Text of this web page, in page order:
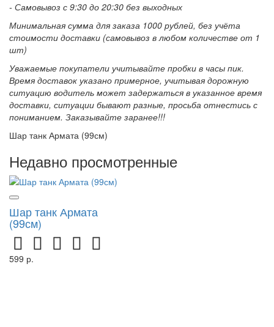
- Самовывоз с 9:30 до 20:30 без выходных
Минимальная сумма для заказа 1000 рублей, без учёта
стоимости доставки (самовывоз в любом количестве от 1
шт)
Уважаемые покупатели учитывайте пробки в часы пик.
Время доставок указано примерное, учитывая дорожную
ситуацию водитель может задержаться в указанное время
доставки, ситуации бывают разные, просьба отнестись с
пониманием. Заказывайте заранее!!!
Шар танк Армата (99см)
Недавно просмотренные
Шар танк Армата
(99см)
599 р.